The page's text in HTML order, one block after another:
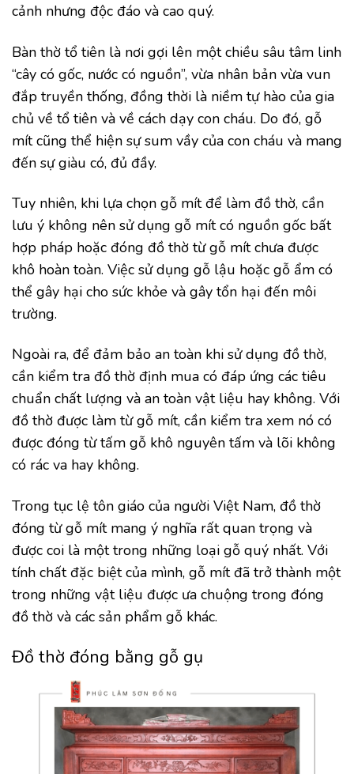
cảnh nhưng độc đáo và cao quý.
Bàn thờ tổ tiên là nơi gợi lên một chiều sâu tâm linh
“cây có gốc, nước có nguồn”, vừa nhân bản vừa vun
đắp truyền thống, đồng thời là niềm tự hào của gia
chủ về tổ tiên và về cách dạy con cháu. Do đó, gỗ
mít cũng thể hiện sự sum vầy của con cháu và mang
đến sự giàu có, đủ đầy.
Tuy nhiên, khi lựa chọn gỗ mít để làm đồ thờ, cần
lưu ý không nên sử dụng gỗ mít có nguồn gốc bất
hợp pháp hoặc đóng đồ thờ từ gỗ mít chưa được
khô hoàn toàn. Việc sử dụng gỗ lậu hoặc gỗ ẩm có
thể gây hại cho sức khỏe và gây tổn hại đến môi
trường.
Ngoài ra, để đảm bảo an toàn khi sử dụng đồ thờ,
cần kiểm tra đồ thờ định mua có đáp ứng các tiêu
chuẩn chất lượng và an toàn vật liệu hay không. Với
đồ thờ được làm từ gỗ mít, cần kiểm tra xem nó có
được đóng từ tấm gỗ khô nguyên tấm và lõi không
có rác va hay không.
Trong tục lệ tôn giáo của người Việt Nam, đồ thờ
đóng từ gỗ mít mang ý nghĩa rất quan trọng và
được coi là một trong những loại gỗ quý nhất. Với
tính chất đặc biệt của mình, gỗ mít đã trở thành một
trong những vật liệu được ưa chuộng trong đóng
đồ thờ và các sản phẩm gỗ khác.
Đồ thờ đóng bằng gỗ gụ